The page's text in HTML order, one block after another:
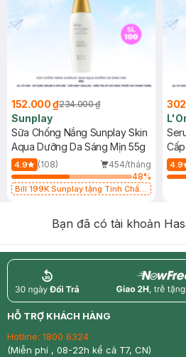
152.000 ₫234.000 ₫
Sunplay
Sữa Chống Nắng Sunplay Skin
Aqua Dưỡng Da Sáng Mịn 55g
4.9 (108)
454/tháng
48%
Bill 199K Sunplay tặng Tinh Chất
4.9
Bạn đã có tài khoản
return nowfree
HỖ TRỢ KHÁCH HÀNG
Hotline: 1800 6324
(Miễn phí , 08-22h kể cả T7, CN)